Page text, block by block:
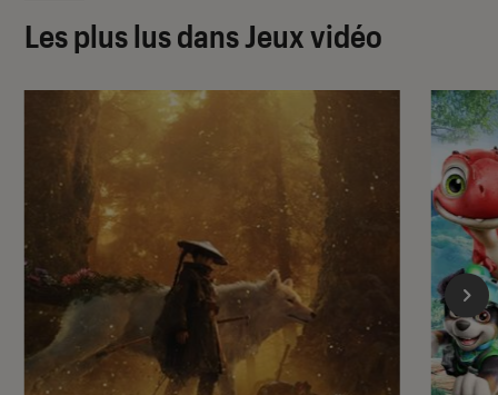
Les plus lus dans Jeux vidéo